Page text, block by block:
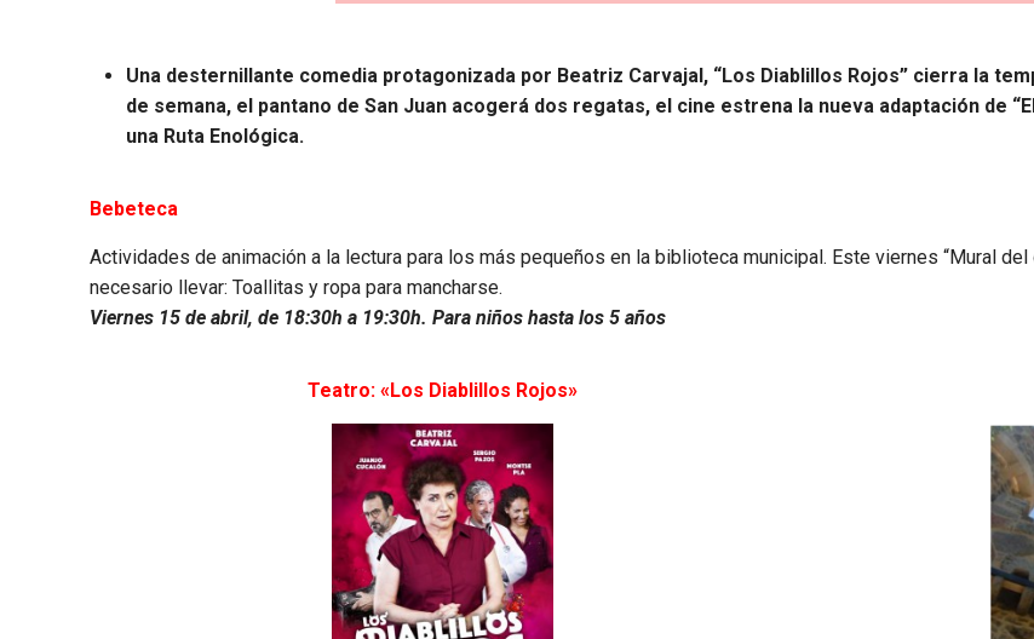
Una desternillante comedia protagonizada por Beatriz Carvajal, “Los Diablillos Rojos” cierra la
de semana, el pantano de San Juan acogerá dos regatas, el cine estrena la nueva adaptación de
una Ruta Enológica.
Bebeteca
Actividades de animación a la lectura para los más pequeños en la biblioteca municipal. Este viernes “Mural
necesario llevar: Toallitas y ropa para mancharse.
Viernes 15 de abril, de 18:30h a 19:30h. Para niños hasta los 5 años
Teatro: «Los Diablillos Rojos»